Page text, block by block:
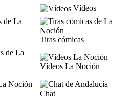
Vídeos
Tiras cómicas
Vídeos La Noción
Chat